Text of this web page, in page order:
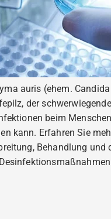
auris (ehem.
der
beim Menschen
kann. Erfahren Sie
Behandlung und